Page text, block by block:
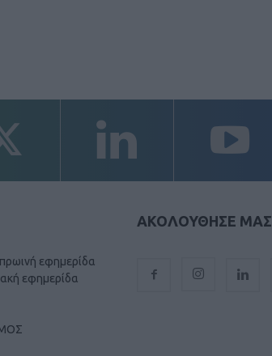
εφημερίδα
εφημερίδα
ΑΚΟΛΟΥΘΗΣΕ ΜΑΣ